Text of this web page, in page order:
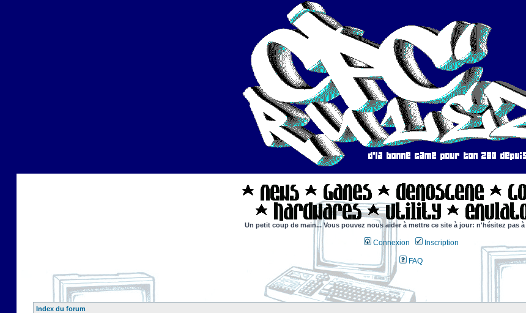
Un petit coup de main... Vous pouvez nous aider à mettre ce site à jour: n'hésitez pas à
Connexion Inscription
FAQ
Index du forum